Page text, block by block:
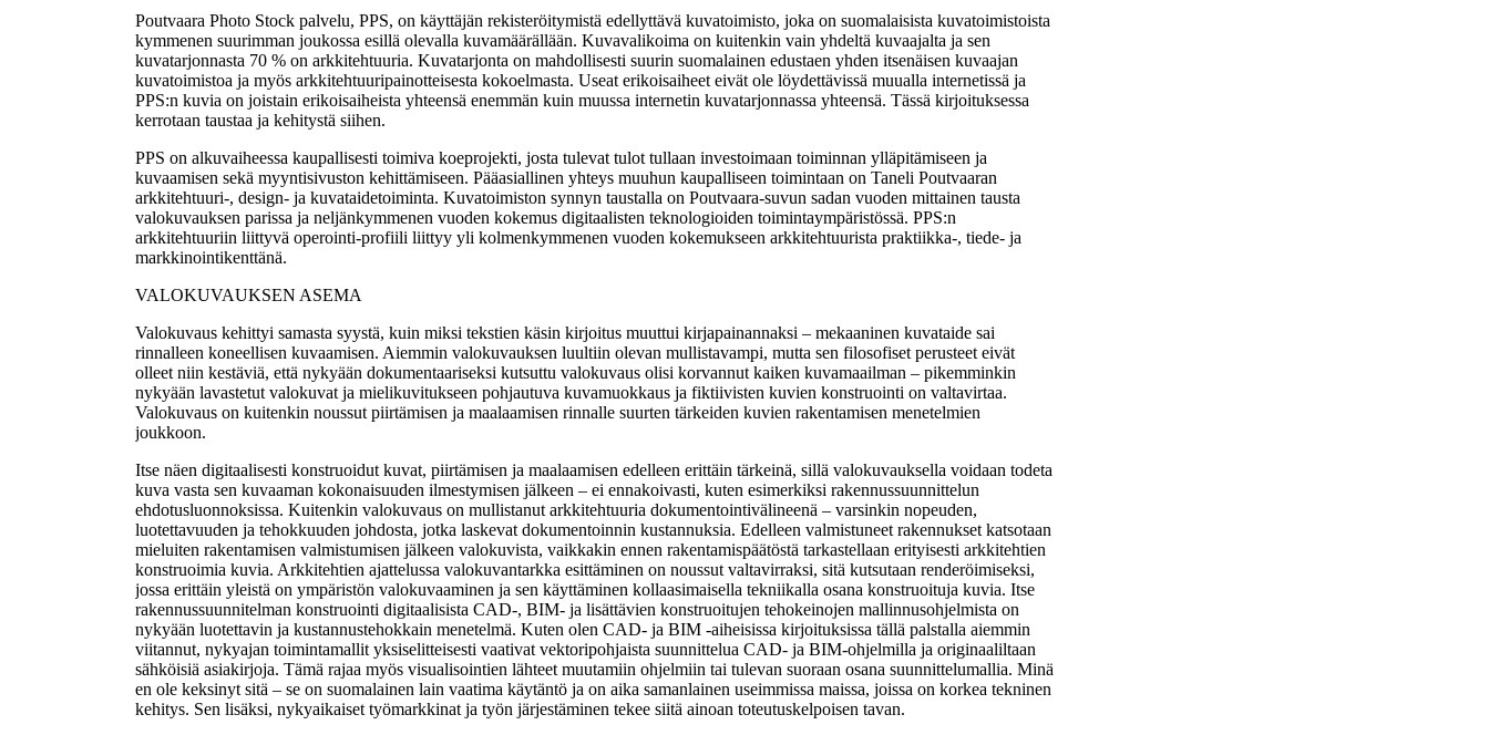
Poutvaara Photo Stock palvelu, PPS, on käyttäjän rekisteröitymistä edellyttävä kuvatoimisto, joka on suomalaisista kuvatoimistoista
kymmenen suurimman joukossa esillä olevalla kuvamäärällään. Kuvavalikoima on kuitenkin vain yhdeltä kuvaajalta ja sen
kuvatarjonnasta 70 % on arkkitehtuuria. Kuvatarjonta on mahdollisesti suurin suomalainen edustaen yhden itsenäisen kuvaajan
kuvatoimistoa ja myös arkkitehtuuripainotteisesta kokoelmasta. Useat erikoisaiheet eivät ole löydettävissä muualla internetissä ja
PPS:n kuvia on joistain erikoisaiheista yhteensä enemmän kuin muussa internetin kuvatarjonnassa yhteensä. Tässä kirjoituksessa
kerrotaan taustaa ja kehitystä siihen.
PPS on alkuvaiheessa kaupallisesti toimiva koeprojekti, josta tulevat tulot tullaan investoimaan toiminnan ylläpitämiseen ja
kuvaamisen sekä myyntisivuston kehittämiseen. Pääasiallinen yhteys muuhun kaupalliseen toimintaan on Taneli Poutvaaran
arkkitehtuuri-, design- ja kuvataidetoiminta. Kuvatoimiston synnyn taustalla on Poutvaara-suvun sadan vuoden mittainen tausta
valokuvauksen parissa ja neljänkymmenen vuoden kokemus digitaalisten teknologioiden toimintaympäristössä. PPS:n
arkkitehtuuriin liittyvä operointi-profiili liittyy yli kolmenkymmenen vuoden kokemukseen arkkitehtuurista praktiikka-, tiede- ja
markkinointikenttänä.
VALOKUVAUKSEN ASEMA
Valokuvaus kehittyi samasta syystä, kuin miksi tekstien käsin kirjoitus muuttui kirjapainannaksi – mekaaninen kuvataide sai
rinnalleen koneellisen kuvaamisen. Aiemmin valokuvauksen luultiin olevan mullistavampi, mutta sen filosofiset perusteet eivät
olleet niin kestäviä, että nykyään dokumentaariseksi kutsuttu valokuvaus olisi korvannut kaiken kuvamaailman – pikemminkin
nykyään lavastetut valokuvat ja mielikuvitukseen pohjautuva kuvamuokkaus ja fiktiivisten kuvien konstruointi on valtavirtaa.
Valokuvaus on kuitenkin noussut piirtämisen ja maalaamisen rinnalle suurten tärkeiden kuvien rakentamisen menetelmien
joukkoon.
Itse näen digitaalisesti konstruoidut kuvat, piirtämisen ja maalaamisen edelleen erittäin tärkeinä, sillä valokuvauksella voidaan todeta
kuva vasta sen kuvaaman kokonaisuuden ilmestymisen jälkeen – ei ennakoivasti, kuten esimerkiksi rakennussuunnittelun
ehdotusluonnoksissa. Kuitenkin valokuvaus on mullistanut arkkitehtuuria dokumentointivälineenä – varsinkin nopeuden,
luotettavuuden ja tehokkuuden johdosta, jotka laskevat dokumentoinnin kustannuksia. Edelleen valmistuneet rakennukset katsotaan
mieluiten rakentamisen valmistumisen jälkeen valokuvista, vaikkakin ennen rakentamispäätöstä tarkastellaan erityisesti arkkitehtien
konstruoimia kuvia. Arkkitehtien ajattelussa valokuvantarkka esittäminen on noussut valtavirraksi, sitä kutsutaan renderöimiseksi,
jossa erittäin yleistä on ympäristön valokuvaaminen ja sen käyttäminen kollaasimaisella tekniikalla osana konstruoituja kuvia. Itse
rakennussuunnitelman konstruointi digitaalisista CAD-, BIM- ja lisättävien konstruoitujen tehokeinojen mallinnusohjelmista on
nykyään luotettavin ja kustannustehokkain menetelmä. Kuten olen CAD- ja BIM -aiheisissa kirjoituksissa tällä palstalla aiemmin
viitannut, nykyajan toimintamallit yksiselitteisesti vaativat vektoripohjaista suunnittelua CAD- ja BIM-ohjelmilla ja originaaliltaan
sähköisiä asiakirjoja. Tämä rajaa myös visualisointien lähteet muutamiin ohjelmiin tai tulevan suoraan osana suunnittelumallia. Minä
en ole keksinyt sitä – se on suomalainen lain vaatima käytäntö ja on aika samanlainen useimmissa maissa, joissa on korkea tekninen
kehitys. Sen lisäksi, nykyaikaiset työmarkkinat ja työn järjestäminen tekee siitä ainoan toteutuskelpoisen tavan.